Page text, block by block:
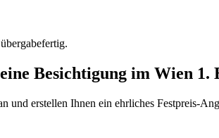
Besichtigung im Wien 1.
erstellen Ihnen ein ehrliches Festpreis-